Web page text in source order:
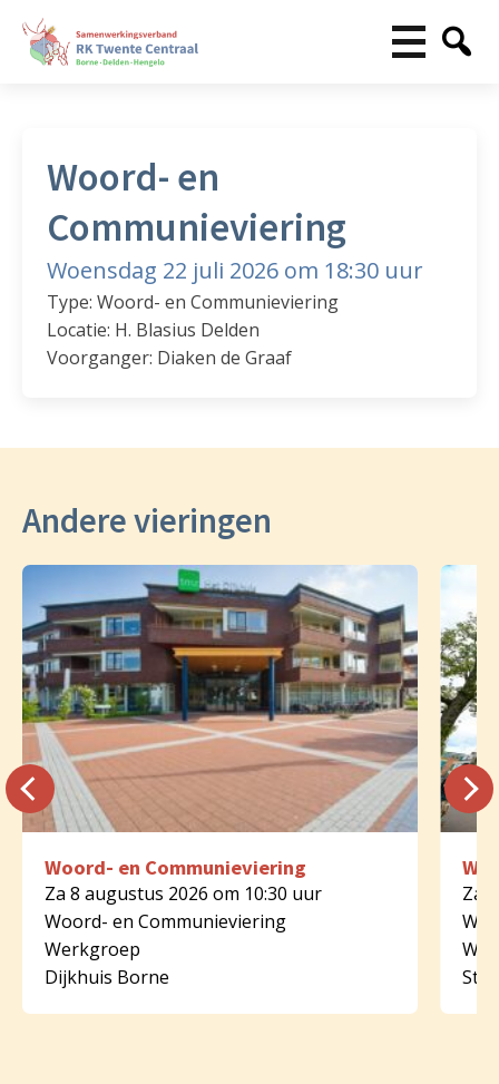
Woord- en
Communieviering
Woensdag 22 juli 2026 om 18:30 uur
Type: Woord- en Communieviering
Locatie: H. Blasius Delden
Voorganger: Diaken de Graaf
Andere vieringen
Woord- en Communieviering
Za 8 augustus 2026 om 10:30 uur
Woord- en Communieviering
Werkgroep
Dijkhuis Borne
Za
St.